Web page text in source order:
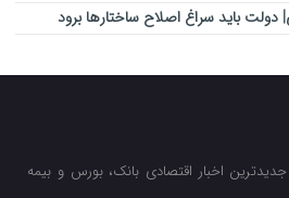
باید سراغ اصلاح ساختارها برود
جدیدترین اخبار اقتصادی بانک، بورس و بیمه